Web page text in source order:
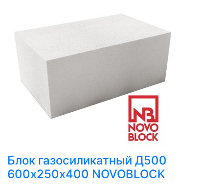
Блок газосиликатный Д500
600х250х400 NOVOBLOCK